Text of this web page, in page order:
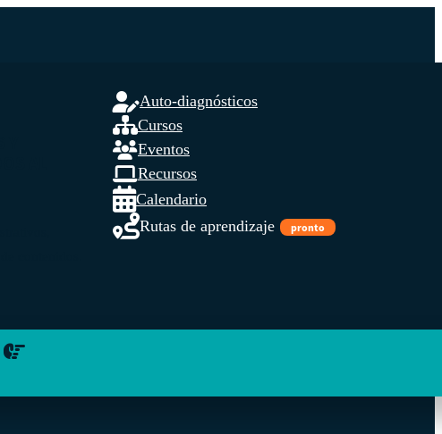
Auto-diagnósticos
Cursos
Eventos
Recursos
Calendario
Rutas de aprendizaje
pronto